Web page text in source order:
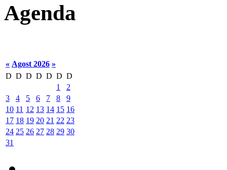
Agenda
« Agost 2026 »
D D D D D D D
1
2
3
4 5 6 7 8
9
10 11 12 13 14 15 16
17 18 19 20 21 22 23
24 25 26 27 28 29 30
31